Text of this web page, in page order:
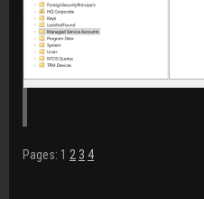
Pages: 1 2 3 4